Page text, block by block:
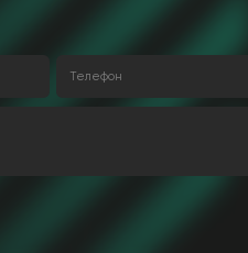
Телефон